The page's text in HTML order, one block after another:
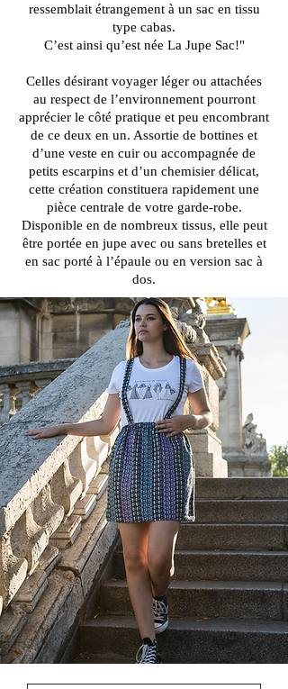
ressemblait étrangement à un sac en tissu
type cabas.
C’est ainsi qu’est née La Jupe Sac!"
Celles désirant voyager léger ou attachées
au respect de l’environnement pourront
apprécier le côté pratique et peu encombrant
de ce deux en un. Assortie de bottines et
d’une veste en cuir ou accompagnée de
petits escarpins et d’un chemisier délicat,
cette création constituera rapidement une
pièce centrale de votre garde-robe.
Disponible en de nombreux tissus, elle peut
être portée en jupe avec ou sans bretelles et
en sac porté à l’épaule ou en version sac à
dos.